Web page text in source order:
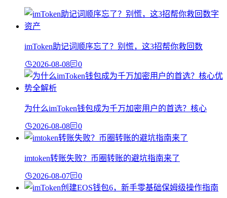
imToken助记词顺序忘了？别慌，这3招帮你救回数
2026-08-08 0
为什么imToken钱包成为千万加密用户的首选？核心
2026-08-08 0
imtoken转账失败？币圈转账的避坑指南来了
2026-08-07 0